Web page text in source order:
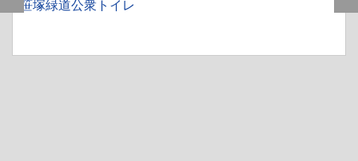
笹塚緑道公衆トイレ